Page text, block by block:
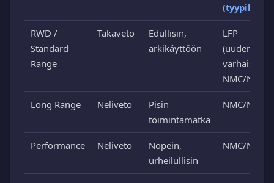
RWD /
Standard
Range
Takaveto
Edullisin,
arkikäyttöön
LFP
varhaisissa
NMC/NCA
Long Range Neliveto
Pisin
toimintamatka
NMC/NCA
Performance Neliveto
Nopein,
urheilullisin
NMC/NCA